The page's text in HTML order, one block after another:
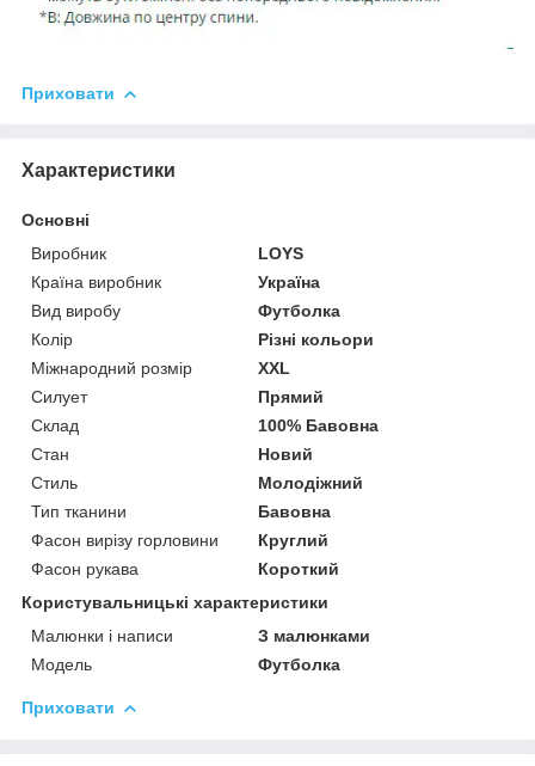
Приховати
Характеристики
Основні
Виробник
LOYS
Країна виробник
Україна
Вид виробу
Футболка
Колір
Різні кольори
Міжнародний розмір
XXL
Силует
Прямий
Склад
100% Бавовна
Стан
Новий
Стиль
Молодіжний
Тип тканини
Бавовна
Фасон вирізу горловини
Круглий
Фасон рукава
Короткий
Користувальницькі характеристики
Малюнки і написи
З малюнками
Модель
Футболка
Приховати